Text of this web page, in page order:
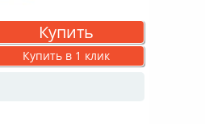
Купить
Купить в 1 клик